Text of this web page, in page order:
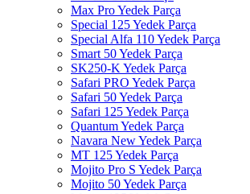
Max Pro Yedek Parça
Special 125 Yedek Parça
Special Alfa 110 Yedek Parça
Smart 50 Yedek Parça
SK250-K Yedek Parça
Safari PRO Yedek Parça
Safari 50 Yedek Parça
Safari 125 Yedek Parça
Quantum Yedek Parça
Navara New Yedek Parça
MT 125 Yedek Parça
Mojito Pro S Yedek Parça
Mojito 50 Yedek Parça